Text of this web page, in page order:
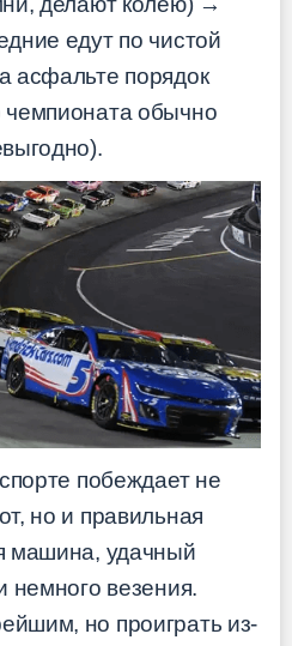
едут по чистой
асфальте порядок
обычно
побеждает не
но и правильная
машина, удачный
немного везения.
но проиграть из-